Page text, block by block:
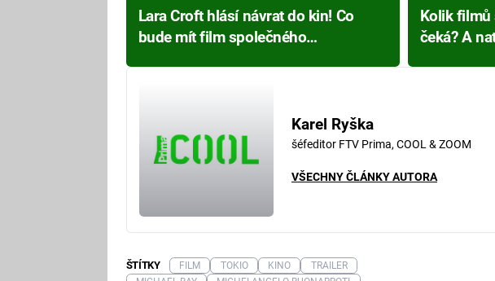
Lara Croft hlásí návrat do kin! Co
bude mít film společného
Kolik filmů
čeká? A
Karel Ryška
šéfeditor FTV Prima, COOL & ZOOM
VŠECHNY ČLÁNKY AUTORA
ŠTÍTKY FILM TOKIO KINO
TRAILER